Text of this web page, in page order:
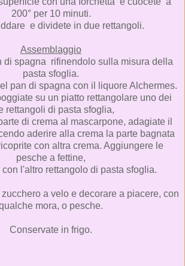
200° per 10 minuti.
e dividete in due rettangoli.
Assemblaggio
di spagna rifinendolo sulla misura della
pasta sfoglia.
pan di spagna con il liquore Alchermes.
su un piatto rettangolare uno dei
rettangoli di pasta sfoglia,
di crema al mascarpone, adagiate il
aderire alla crema la parte bagnata
con altra crema. Aggiungere le
pesche a fettine,
l'altro rettangolo di pasta sfoglia.
a velo e decorare a piacere, con
mora, o pesche.
Conservate in frigo.